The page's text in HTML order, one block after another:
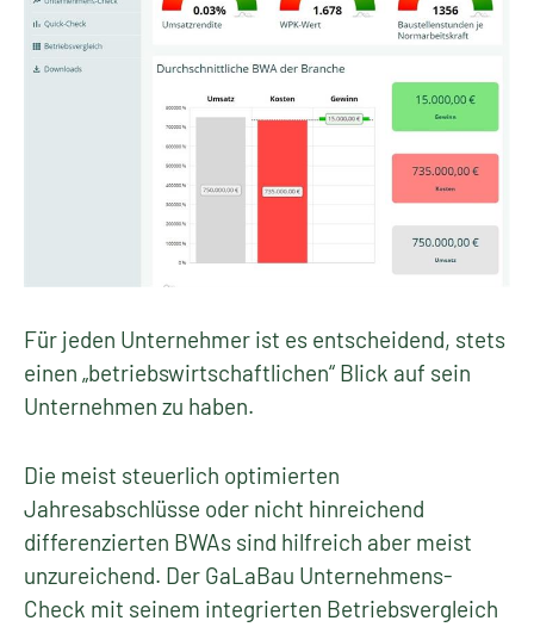
Für jeden Unternehmer ist es entscheidend, stets
einen „betriebswirtschaftlichen“ Blick auf sein
Unternehmen zu haben.
Die meist steuerlich optimierten
Jahresabschlüsse oder nicht hinreichend
differenzierten BWAs sind hilfreich aber meist
unzureichend. Der GaLaBau Unternehmens-
Check mit seinem integrierten Betriebsvergleich